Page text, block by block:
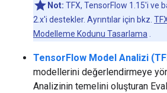
Not: TFX, TensorFlow 1.15'i ve
2.x'i destekler. Ayrıntılar için bkz.
Modelleme Kodunu Tasarlama
TensorFlow Model Analizi
modellerini değerlendirmeye
Analizinin temelini oluşturan